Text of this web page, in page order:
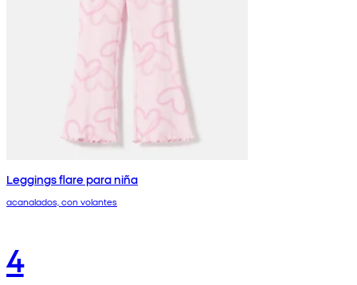
Leggings flare para niña
acanalados, con volantes
4